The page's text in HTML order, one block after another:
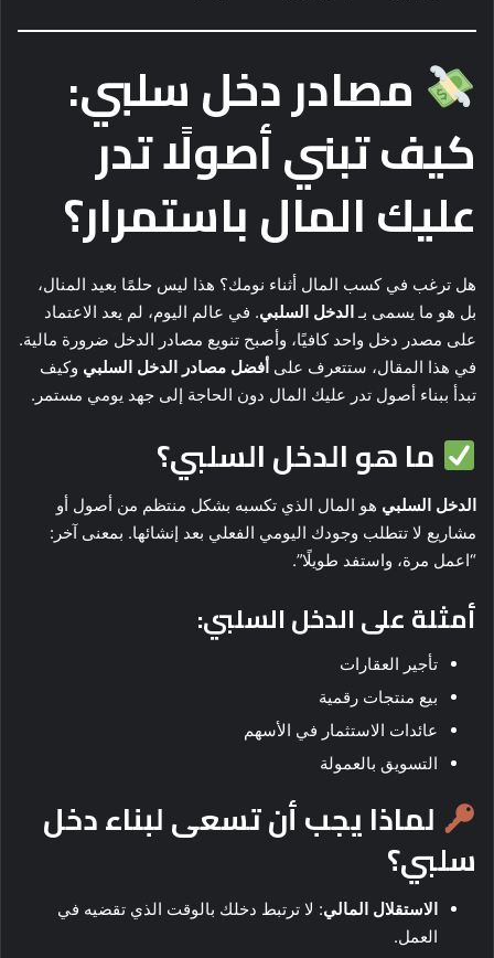
مصادر دخل سلبي:
كيف تبني أصولًا تدر
عليك المال باستمرار؟
هل ترغب في كسب المال أثناء نومك؟ هذا ليس حلمًا بعيد المنال،
بل هو ما يسمى بـالدخل السلبي. في عالم اليوم، لم يعد الاعتماد
على مصدر دخل واحد كافيًا، وأصبح تنويع مصادر الدخل ضرورة مالية.
في هذا المقال، ستتعرف على أفضل مصادر الدخل السلبي وكيف
تبدأ ببناء أصول تدر عليك المال دون الحاجة إلى جهد يومي مستمر.
ما هو الدخل السلبي؟
الدخل السلبي هو المال الذي تكسبه بشكل منتظم من أصول أو
مشاريع لا تتطلب وجودك اليومي الفعلي بعد إنشائها. بمعنى آخر:
“اعمل مرة، واستفد طويلًا”.
أمثلة على الدخل السلبي:
تأجير العقارات
بيع منتجات رقمية
عائدات الاستثمار في الأسهم
التسويق بالعمولة
لماذا يجب أن تسعى لبناء دخل
سلبي؟
الاستقلال المالي: لا ترتبط دخلك بالوقت الذي تقضيه في
العمل.